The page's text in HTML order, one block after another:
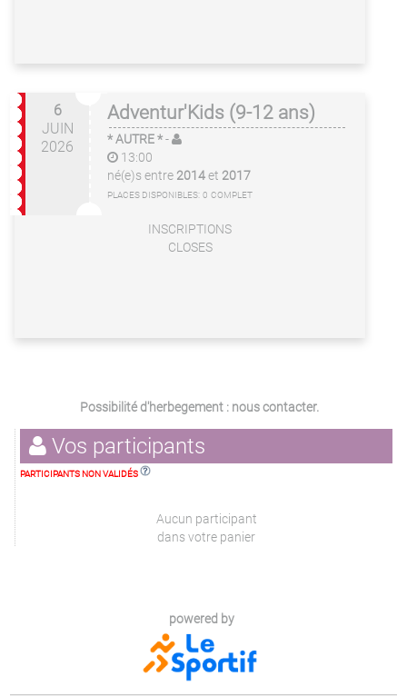
6
JUIN
2026
Adventur'Kids (9-12 ans)
* AUTRE *-
13:00
né(e)s entre 2014et 2017
PLACES DISPONIBLES: 0 COMPLET
INSCRIPTIONS
CLOSES
Possibilité d'herbegement : nous contacter.
Vos participants
PARTICIPANTS NON VALIDÉS
Aucun participant
dans votre panier
powered by